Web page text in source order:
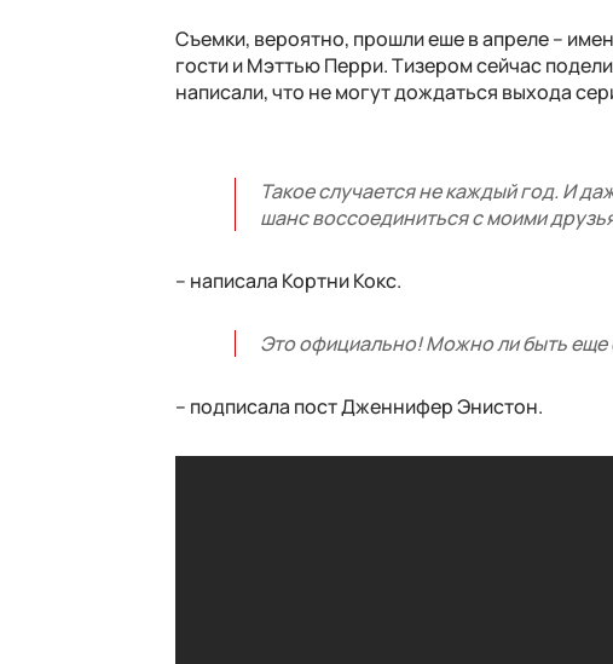
Съемки, вероятно, прошли еше в апреле –
гости и Мэттью Перри. Тизером сейчас
написали, что не могут дождаться выхода
Такое случается не каждый год. И
шанс воссоединиться с моими
– написала Кортни Кокс.
Это официально! Можно ли быть
– подписала пост Дженнифер Энистон.